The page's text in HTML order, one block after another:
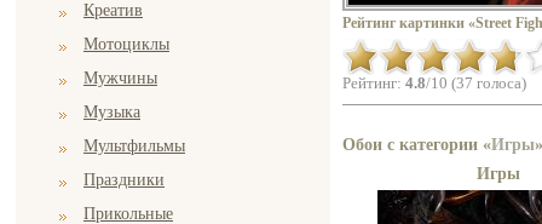
Креатив
Мотоциклы
Мужчины
Музыка
Мультфильмы
Праздники
Прикольные
Рейтинг картинки «Street
Рейтинг: 4.8/10 (37 голоса)
Обои с категории «Игры»
Игры